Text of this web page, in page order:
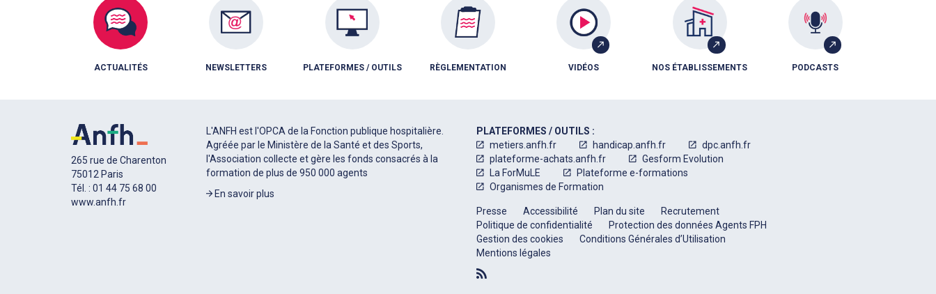
ACTUALITÉS NEWSLETTERS PLATEFORMES / OUTILS RÈGLEMENTATION VIDÉOS NOS ÉTABLISSEMENTS PODCASTS
265 rue de Charenton
75012 Paris
Tél. : 01 44 75 68 00
www.anfh.fr
L'ANFH est l'OPCA de la Fonction publique hospitalière.
Agréée par le Ministère de la Santé et des Sports,
l'Association collecte et gère les fonds consacrés à la
formation de plus de 950 000 agents
En savoir plus
PLATEFORMES / OUTILS :
metiers.anfh.fr
handicap.anfh.fr
dpc.anfh.fr
plateforme-achats.anfh.fr
Gesform Evolution
La ForMuLE
Plateforme e-formations
Organismes de Formation
Presse Accessibilité Plan du site
Recrutement
Politique de confidentialité
Protection des données Agents FPH
Gestion des cookies
Conditions Générales d’Utilisation
Mentions légales